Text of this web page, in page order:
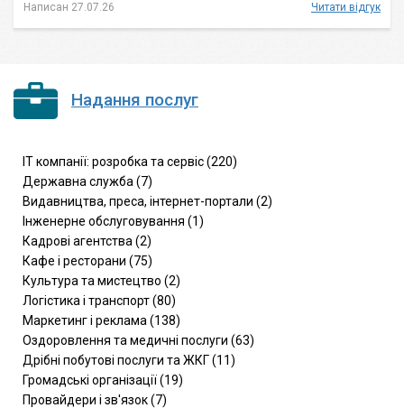
Написан 27.07.26 Читати відгук
Надання послуг
IT компанії: розробка та сервіс (220)
Державна служба (7)
Видавництва, преса, інтернет-портали (2)
Інженерне обслуговування (1)
Кадрові агентства (2)
Кафе і ресторани (75)
Культура та мистецтво (2)
Логістика і транспорт (80)
Маркетинг і реклама (138)
Оздоровлення та медичні послуги (63)
Дрібні побутові послуги та ЖКГ (11)
Громадські організації (19)
Провайдери і зв'язок (7)